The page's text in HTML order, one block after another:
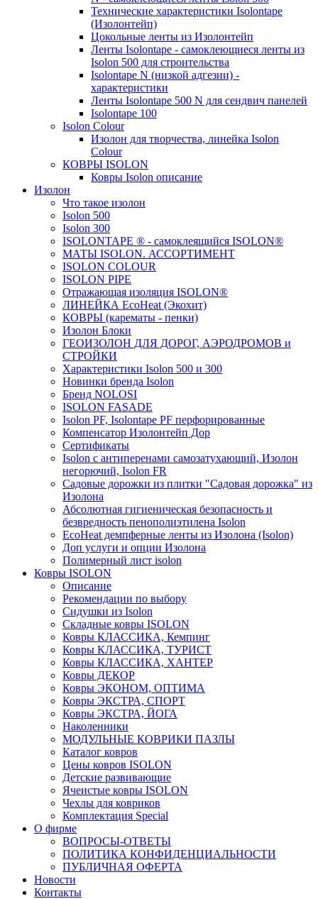
Технические характеристики Isolontape
(Изолонтейп)
Цокольные ленты из Изолонтейп
Ленты Isolontape - самоклеющиеся ленты из
Isolon 500 для строительства
Isolontape N (низкой адгезии) -
характеристики
Ленты Isolontape 500 N для сендвич панелей
Isolontape 100
Isolon Colour
Изолон для творчества, линейка Isolon
Colour
КОВРЫ ISOLON
Ковры Isolon описание
Изолон
Что такое изолон
Isolon 500
Isolon 300
ISOLONTAPE ® - самоклеящийся ISOLON®
МАТЫ ISOLON. АССОРТИМЕНТ
ISOLON COLOUR
ISOLON PIPE
Отражающая изоляция ISOLON®
ЛИНЕЙКА EcoHeat (Экохит)
КОВРЫ (карематы - пенки)
Изолон Блоки
ГЕОИЗОЛОН ДЛЯ ДОРОГ, АЭРОДРОМОВ и
СТРОЙКИ
Характеристики Isolon 500 и 300
Новинки бренда Isolon
Бренд NOLOSI
ISOLON FASADE
Isolon PF, Isolontape PF перфорированные
Компенсатор Изолонтейп Дор
Сертификаты
Isolon с антиперенами самозатухающий, Изолон
негорючий, Isolon FR
Садовые дорожки из плитки "Садовая дорожка" из
Изолона
Абсолютная гигиеническая безопасность и
безвредность пенополиэтилена Isolon
EcoHeat демпферные ленты из Изолона (Isolon)
Доп услуги и опции Изолона
Полимерный лист isolon
Ковры ISOLON
Описание
Рекомендации по выбору
Сидушки из Isolon
Складные ковры ISOLON
Ковры КЛАССИКА, Кемпинг
Ковры КЛАССИКА, ТУРИСТ
Ковры КЛАССИКА, ХАНТЕР
Ковры ДЕКОР
Ковры ЭКОНОМ, ОПТИМА
Ковры ЭКСТРА, СПОРТ
Ковры ЭКСТРА, ЙОГА
Наколенники
МОДУЛЬНЫЕ КОВРИКИ ПАЗЛЫ
Каталог ковров
Цены ковров ISOLON
Детские развивающие
Ячеистые ковры ISOLON
Чехлы для ковриков
Комплектация Special
О фирме
ВОПРОСЫ-ОТВЕТЫ
ПОЛИТИКА КОНФИДЕНЦИАЛЬНОСТИ
ПУБЛИЧНАЯ ОФЕРТА
Новости
Контакты